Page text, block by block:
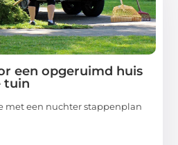
een opgeruimd huis
tuin
met een nuchter stappenplan